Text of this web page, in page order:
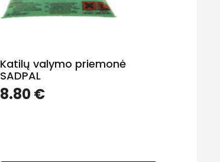
Katilų valymo priemonė
SADPAL
8.80€